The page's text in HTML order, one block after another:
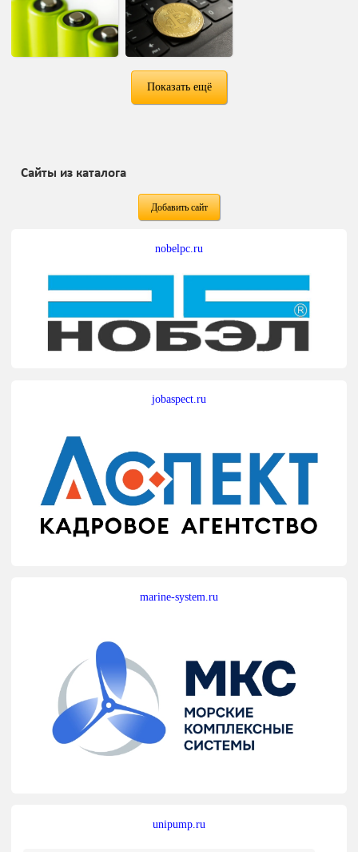
Показать ещё
Сайты из каталога
Добавить сайт
nobelpc.ru
jobaspect.ru
marine-system.ru
unipump.ru